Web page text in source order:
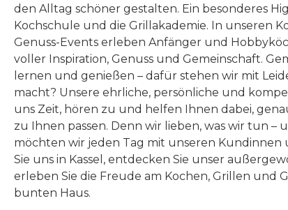
den Alltag schöner gestalten. Ein besonderes
Kochschule und die Grillakademie. In unseren
Genuss-Events erleben Anfänger und
voller Inspiration, Genuss und Gemeinschaft.
lernen und genießen – dafür stehen wir mit
macht? Unsere ehrliche, persönliche und
uns Zeit, hören zu und helfen Ihnen dabei,
zu Ihnen passen. Denn wir lieben, was wir tun –
möchten wir jeden Tag mit unseren Kundinnen
Sie uns in Kassel, entdecken Sie unser
erleben Sie die Freude am Kochen, Grillen und
bunten Haus.